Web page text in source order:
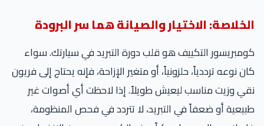
الخلاصة: الاختيار والصيانة هما سر البرودة
كومبريسور التكييف هو قلب دورة التبريد في سيارتك. سواء
كان نوعه ترددياً، حلزونياً، أو متغير الإزاحة، فإنه يحتاج إلى فريون
نقي وزيت مناسب ليعيش طويلاً. إذا لاحظت أي أصوات غير
طبيعية أو ضعفاً في التبريد، لا تتردد في فحص المنظومة،